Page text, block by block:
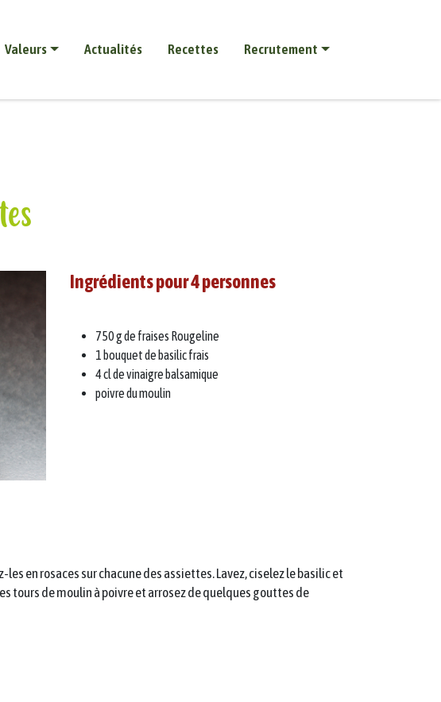
Valeurs Actualités Recettes Recrutement
Ingrédients pour 4 personnes
750 g de fraises Rougeline
1 bouquet de basilic frais
4 cl de vinaigre balsamique
poivre du moulin
en rosaces sur chacune des assiettes. Lavez, ciselez le basilic et
tours de moulin à poivre et arrosez de quelques gouttes de